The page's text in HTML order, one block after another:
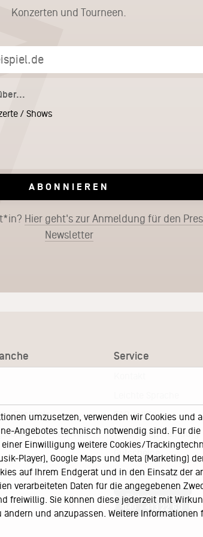
Konzerten und Tourneen.
/ Shows
ABONNIEREN
Hier geht's zur Anmeldung für den
Newsletter
– Festivals
– Festivals
Service
FAQ / Hilfe
Ticketshop Hamburg
Gutscheine
Callback-Service
Ticketservice
040 - 413 22 60
umzusetzen, verwenden wir Cookies und
Angebotes technisch notwendig sind. Für
Einwilligung weitere Cookies/
Player), Google Maps und Meta (Marketing)
auf Ihrem Endgerät und in den Einsatz der
verarbeiteten Daten für die angegebenen
freiwillig. Sie können diese jederzeit mit
und anzupassen. Weitere